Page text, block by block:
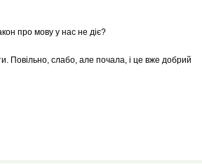
про мову у нас не діє?
Повільно, слабо, але почала, і це вже добрий